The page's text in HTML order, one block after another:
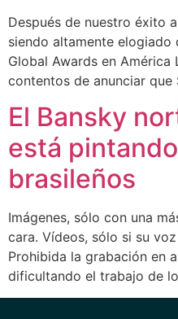
Después de nuestro éxito
siendo altamente elogiado
Global Awards en América
contentos de anunciar
El Bansky
está
brasileños
Imágenes, sólo con una
cara. Vídeos, sólo si su
Prohibida la grabación en
dificultando el trabajo de